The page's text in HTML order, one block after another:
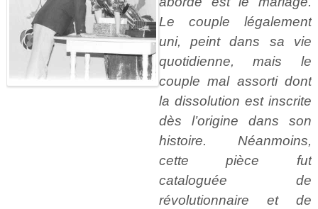
Le couple légalement
uni, peint dans sa vie
quotidienne, mais le
couple mal assorti dont
la dissolution est inscrite
dès l’origine dans son
histoire. Néanmoins,
cette pièce fut
cataloguée de
révolutionnaire et de